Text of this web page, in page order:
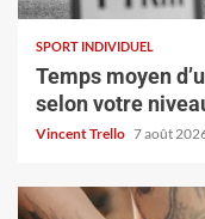
SPORT INDIVIDUEL
Temps moyen
selon votre
Vincent Trello 7 août